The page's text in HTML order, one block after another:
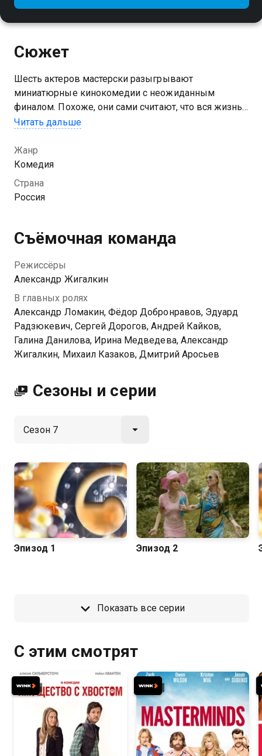
Сюжет
Шесть актеров мастерски разыгрывают
миниатюрные кинокомедии с неожиданным
финалом. Похоже, они сами считают, что вся жизнь
— это скетч-шоу. И пусть злые языки твердят, что
возможно! «Шесть кадров» в каждом выпуске
показывают тебе, как весело и непринужденно
можно обыграть любую жизненную ситуацию.
качестве на Казахтелеком
Читать дальше
Жанр
Комедия
Страна
Россия
Съёмочная команда
Режиссёры
Александр Жигалкин
В главных ролях
Александр Ломакин, Фёдор Добронравов, Эдуард
Радзюкевич, Сергей Дорогов, Андрей Кайков,
Галина Данилова, Ирина Медведева, Александр
Жигалкин, Михаил Казаков, Дмитрий Аросьев
Сезоны и серии
Эпизод 1 Эпизод 2
Показать все серии
С этим смотрят